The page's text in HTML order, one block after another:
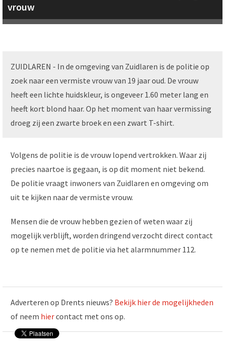
vrouw
ZUIDLAREN - In de omgeving van Zuidlaren is de politie op
zoek naar een vermiste vrouw van 19 jaar oud. De vrouw
heeft een lichte huidskleur, is ongeveer 1.60 meter lang en
heeft kort blond haar. Op het moment van haar vermissing
droeg zij een zwarte broek en een zwart T-shirt.
Volgens de politie is de vrouw lopend vertrokken. Waar zij
precies naartoe is gegaan, is op dit moment niet bekend.
De politie vraagt inwoners van Zuidlaren en omgeving om
uit te kijken naar de vermiste vrouw.
Mensen die de vrouw hebben gezien of weten waar zij
mogelijk verblijft, worden dringend verzocht direct contact
op te nemen met de politie via het alarmnummer 112.
Adverteren op Drents nieuws? Bekijk hier de mogelijkheden
of neem hiercontact met ons op.